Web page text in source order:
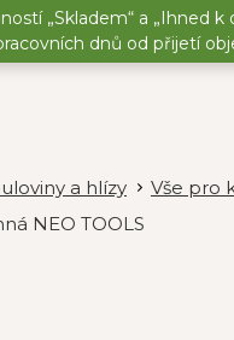
„Skladem“ a „Ihned k
dnů od přijetí
a hlízy
Vše pro
NEO TOOLS